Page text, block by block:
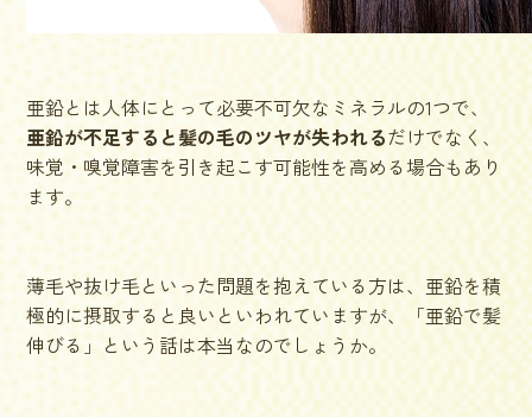
亜鉛とは人体にとって必要不可欠なミネラルの1つで、
亜鉛が不足すると髪の毛のツヤが失われるだけでなく、
味覚・嗅覚障害を引き起こす可能性を高める場合もあり
ます。
薄毛や抜け毛といった問題を抱えている方は、亜鉛を積
極的に摂取すると良いといわれていますが、「亜鉛で髪
伸びる」という話は本当なのでしょうか。